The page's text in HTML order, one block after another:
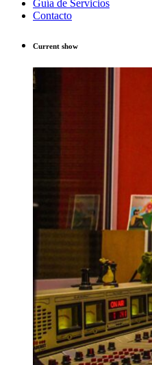
Guía de Servicios
Contacto
Current show